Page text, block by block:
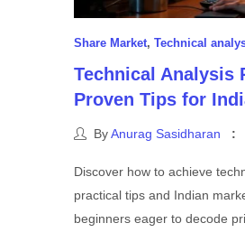
Share Market, Technical
Technical Analysis
Proven Tips for
ByAnurag Sasidharan
Discover how to achieve
practical tips and Indian
beginners eager to decode